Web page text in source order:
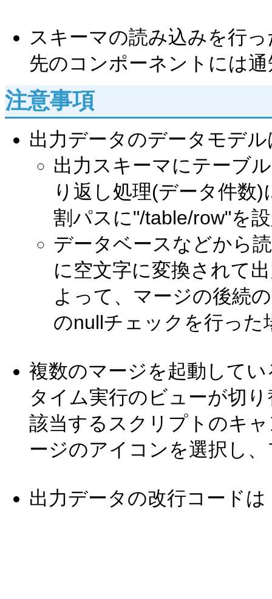
スキーマの読み込みを行
先のコンポーネントには
注意事項
出力データのデータモデ
出力スキーマにテーブ
り返し処理(データ件数
割パスに"/table/row"を
データベースなどから
に空文字に変換されて
よって、マージの後続
のnullチェックを行った
複数のマージを起動して
タイム実行のビューが切
該当するスクリプトのキ
ージのアイコンを選択し
出力データの改行コード